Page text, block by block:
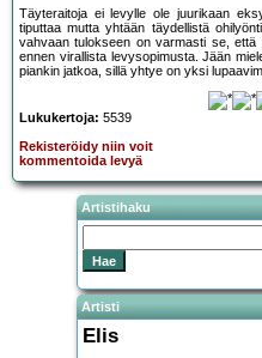
Täyteraitoja ei levylle ole juurikaan
tiputtaa mutta yhtään täydellistä
vahvaan tulokseen on varmasti se,
ennen virallista levysopimusta. Jään
piankin jatkoa, sillä yhtye on yksi
Lukukertoja: 5539
Rekisteröidy niin voit
kommentoida levyä
Artistihaku
Artisti
Elis